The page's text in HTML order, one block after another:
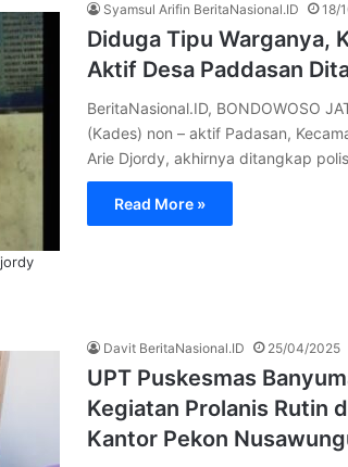
Syamsul Arifin BeritaNasional.ID 18/
Diduga Tipu Warganya,
Aktif Desa Paddasan
BeritaNasional.ID, BONDOWOSO
(Kades) non – aktif Padasan,
Arie Djordy, akhirnya ditangkap
Read More »
Davit BeritaNasional.ID 25/04/2025
UPT Puskesmas
Kegiatan Prolanis Rutin
Kantor Pekon